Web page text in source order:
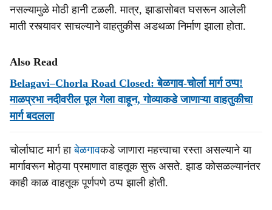
नसल्यामुळे मोठी हानी टळली. मात्र, झाडासोबत घसरून आलेली
माती रस्त्यावर साचल्याने वाहतुकीस अडथळा निर्माण झाला होता.
Also Read
Belagavi–Chorla Road Closed: बेळगाव-चोर्ला मार्ग ठप्प!
माळप्रभा नदीवरील पूल गेला वाहून, गोव्याकडे जाणाऱ्या वाहतुकीचा
मार्ग बदलला
चोर्लाघाट मार्ग हाबेळगावकडे जाणारा महत्त्वाचा रस्ता असल्याने या
मार्गावरून मोठ्या प्रमाणात वाहतूक सुरू असते. झाड कोसळल्यानंतर
काही काळ वाहतूक पूर्णपणे ठप्प झाली होती.